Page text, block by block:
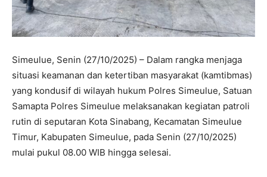
‍Simeulue, Senin (27/10/2025) – Dalam rangka menjaga
situasi keamanan dan ketertiban masyarakat (kamtibmas)
yang kondusif di wilayah hukum Polres Simeulue, Satuan
Samapta Polres Simeulue melaksanakan kegiatan patroli
rutin di seputaran Kota Sinabang, Kecamatan Simeulue
Timur, Kabupaten Simeulue, pada Senin (27/10/2025)
mulai pukul 08.00 WIB hingga selesai.